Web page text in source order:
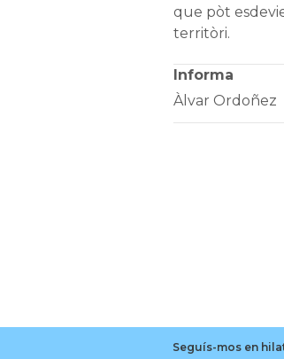
que pòt
territòri.
Informa
Àlvar Ordoñez
Seguís-mos en